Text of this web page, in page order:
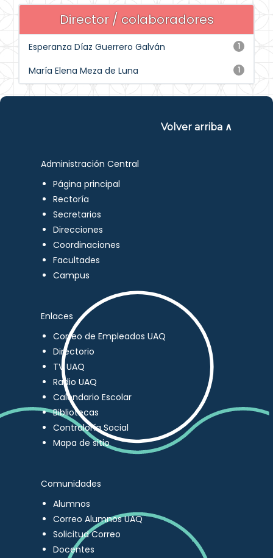
Director / colaboradores
1
Esperanza Díaz Guerrero Galván
1
María Elena Meza de Luna
Volver arriba ∧
Administración Central
Página principal
Rectoría
Secretarios
Direcciones
Coordinaciones
Facultades
Campus
Enlaces
Correo de Empleados UAQ
Directorio
TV UAQ
Radio UAQ
Calendario Escolar
Bibliotecas
Contraloría Social
Mapa de sitio
Comunidades
Alumnos
Correo Alumnos UAQ
Solicitud Correo
Docentes